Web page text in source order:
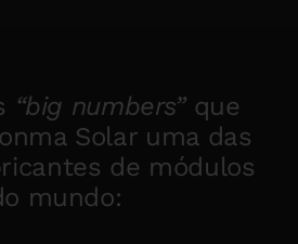
“big numbers”que
Solar uma das
de módulos
mundo: